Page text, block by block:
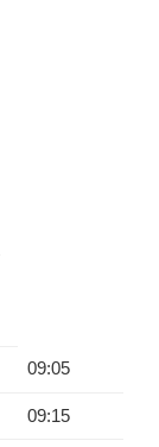
09:05
09:15